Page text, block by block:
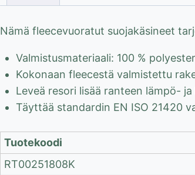
Nämä fleecevuoratut suojakäsineet
Valmistusmateriaali: 100 %
Kokonaan fleecestä valmistettu
Leveä resori lisää ranteen lämpö- ja
Täyttää standardin EN ISO 21420
Tuotekoodi
RT00251808K